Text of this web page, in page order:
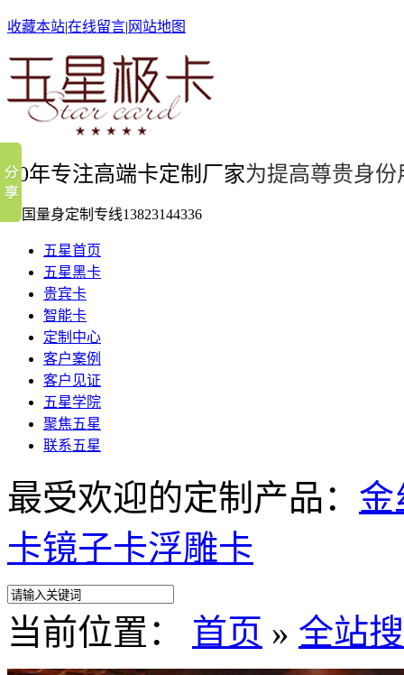
收藏本站|在线留言| 网站地图
10年专注高端卡定制厂家为提高尊贵身份
全国量身定制专线13823144336
五星首页
五星黑卡
贵宾卡
智能卡
定制中心
客户案例
客户见证
五星学院
聚焦五星
联系五星
最受欢迎的定制产品： 金
卡镜子卡浮雕卡
当前位置： 首页 » 全站